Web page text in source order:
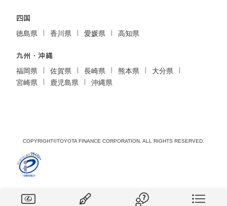
四国
徳島県 香川県 愛媛県 高知県
九州・沖縄
福岡県 佐賀県 長崎県 熊本県
大分県
宮崎県
鹿児島県 沖縄県
COPYRIGHT©TOYOTA FINANCE CORPORATION. ALL RIGHTS RESERVED.